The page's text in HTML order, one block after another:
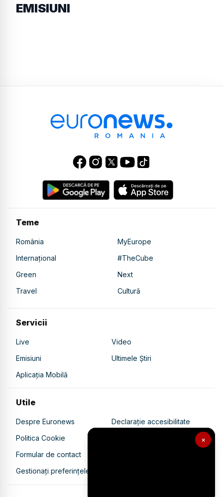
×
EMISIUNI
Teme
România
MyEurope
Internațional
#TheCube
Green
Next
Travel
Cultură
Servicii
Live
Video
Emisiuni
Ultimele Știri
Aplicația Mobilă
Utile
Despre Euronews
Declarație accesibilitate
Politica Cookie
Politica de confidențialitate
Formular de contact
Gestionați preferințele